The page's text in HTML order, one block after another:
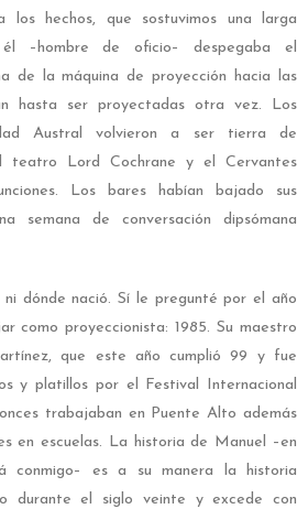
hechos, que sostuvimos una larga
él –hombre de oficio– despegaba el
de la máquina de proyección hacia las
hasta ser proyectadas otra vez. Los
Austral volvieron a ser tierra de
teatro Lord Cochrane y el Cervantes
Los bares habían bajado sus
semana de conversación dipsómana
dónde nació. Sí le pregunté por el año
como proyeccionista: 1985. Su maestro
que este año cumplió 99 y fue
y platillos por el Festival Internacional
trabajaban en Puente Alto además
en escuelas. La historia de Manuel –en
conmigo– es a su manera la historia
durante el siglo veinte y excede con